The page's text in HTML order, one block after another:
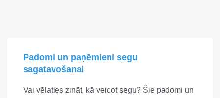
Padomi un paņēmieni segu
sagatavošanai
Vai vēlaties zināt, kā veidot segu? Šie padomi un